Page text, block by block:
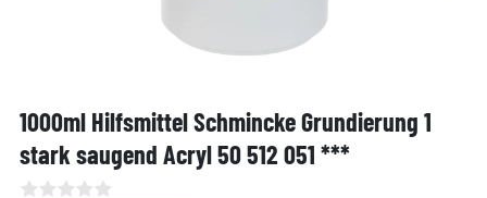
1000ml Hilfsmittel Schmincke Grundierung 1
stark saugend Acryl 50 512 051 ***